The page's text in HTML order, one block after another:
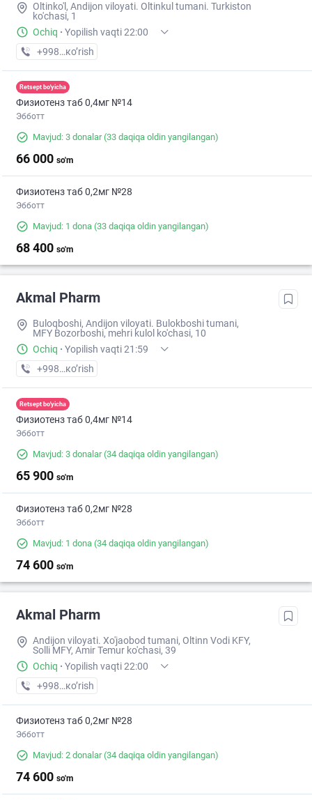
Oltinko'l, Andijon viloyati. Oltinkul tumani. Turkiston
ko'chasi, 1
Ochiq · Yopilish vaqti 22:00
+998 (90) XXX-XX-XX
кo’rish
Retsept bo'yicha
Физиотенз таб 0,4мг №14
Эбботт
Mavjud: 3 donalar(33 daqiqa oldin yangilangan)
66 000 so'm
Физиотенз таб 0,2мг №28
Эбботт
Mavjud: 1 dona (33 daqiqa oldin yangilangan)
68 400 so'm
Akmal Pharm
Buloqboshi, Andijon viloyati. Bulokboshi tumani,
MFY Bozorboshi, mehri kulol ko'chasi, 10
Ochiq · Yopilish vaqti 21:59
+998 (88) XXX-XX-XX
кo’rish
Retsept bo'yicha
Физиотенз таб 0,4мг №14
Эбботт
Mavjud: 3 donalar(34 daqiqa oldin yangilangan)
65 900 so'm
Физиотенз таб 0,2мг №28
Эбботт
Mavjud: 1 dona (34 daqiqa oldin yangilangan)
74 600 so'm
Akmal Pharm
Andijon viloyati. Xo'jaobod tumani, Oltinn Vodi KFY,
Solli MFY, Amir Temur ko'chasi, 39
Ochiq · Yopilish vaqti 22:00
+998 (90) XXX-XX-XX
кo’rish
Физиотенз таб 0,2мг №28
Эбботт
Mavjud: 2 donalar(34 daqiqa oldin yangilangan)
74 600 so'm